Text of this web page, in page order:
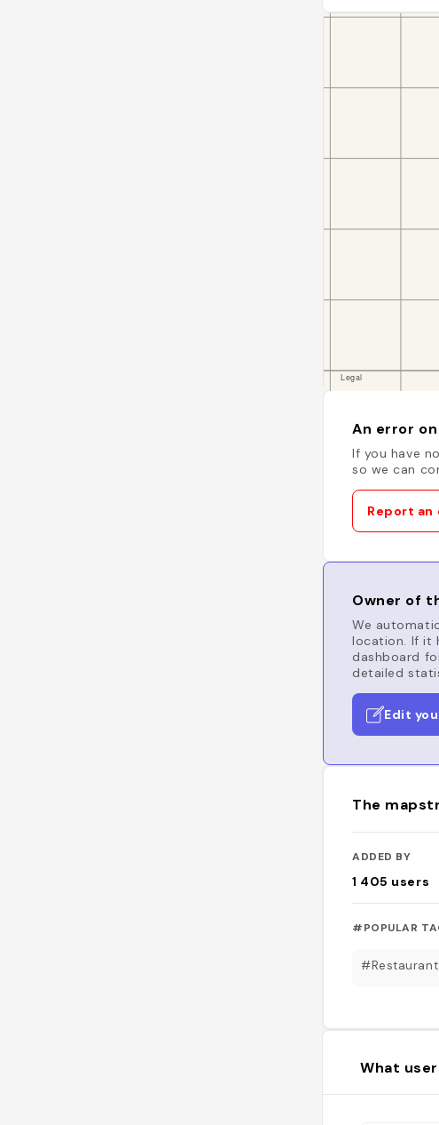
An error
If you have
so we can
Report an
Owner of
We
location. If it
dashboard
detailed
Edit
The
ADDED BY
1 405 users
#POPULAR
#Restaurant
What